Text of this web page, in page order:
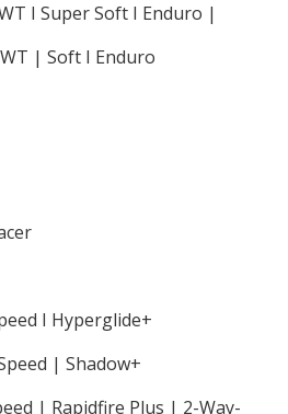
I Super Soft I Enduro |
WT | Soft I Enduro
I Hyperglide+
| Shadow+
| Rapidfire Plus | 2-Way-